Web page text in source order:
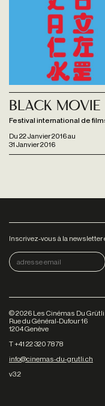
Du 22 Janvier 2016au
31 Janvier 2016
Black Movie
Festival international de
Inscrivez-vous à la newsletter
©2026 Les Cinémas Du Grütli
Rue du Général-Dufour 16
1204 Genève
T +41 22 320 78 78
info@cinemas-du-grutli.ch
v3.2